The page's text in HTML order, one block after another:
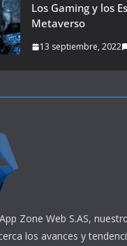
Los Gaming y los
Metaverso
13 septiembre, 2022
Zone Web S.AS,
los avances y